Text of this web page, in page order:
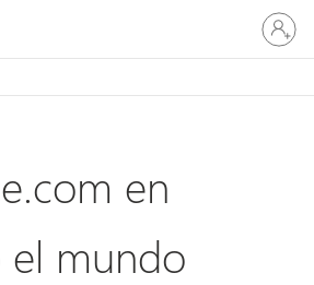
Iniciar
sesión
en
cuenta
en
mundo